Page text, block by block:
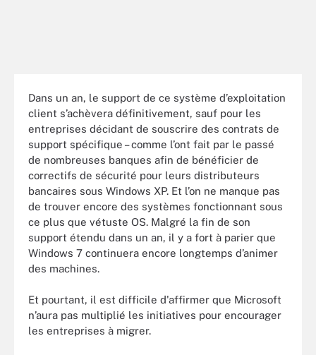
Dans un an, le support de ce système d’exploitation
client s’achèvera définitivement, sauf pour les
entreprises décidant de souscrire des contrats de
support spécifique – comme l’ont fait par le passé
de nombreuses banques afin de bénéficier de
correctifs de sécurité pour leurs distributeurs
bancaires sous Windows XP. Et l’on ne manque pas
de trouver encore des systèmes fonctionnant sous
ce plus que vétuste OS. Malgré la fin de son
support étendu dans un an, il y a fort à parier que
Windows 7 continuera encore longtemps d’animer
des machines.
Et pourtant, il est difficile d'affirmer que Microsoft
n’aura pas multiplié les initiatives pour encourager
les entreprises à migrer.